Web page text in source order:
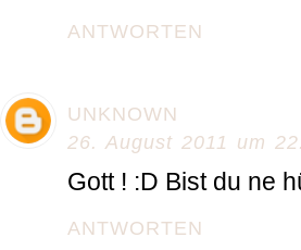
ANTWORTEN
UNKNOWN
26. August 2011 um
Gott ! :D Bist du ne
ANTWORTEN